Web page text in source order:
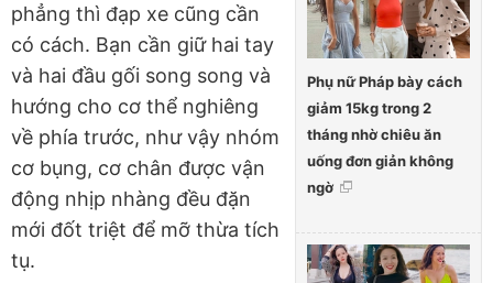
Phụ nữ Pháp bày cách
giảm 15kg trong 2
tháng nhờ chiêu ăn
uống đơn giản không
ngờ
phẳng thì đạp xe cũng cần
có cách. Bạn cần giữ hai tay
và hai đầu gối song song và
hướng cho cơ thể nghiêng
về phía trước, như vậy nhóm
cơ bụng, cơ chân được vận
động nhịp nhàng đều đặn
mới đốt triệt để mỡ thừa tích
tụ.